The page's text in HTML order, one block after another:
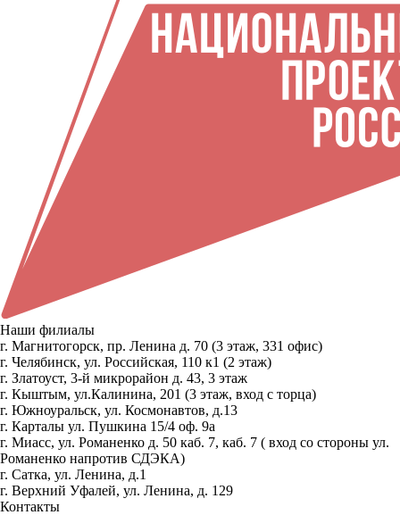
Наши филиалы
г. Магнитогорск, пр. Ленина д. 70 (3 этаж, 331 офис)
г. Челябинск, ул. Российская, 110 к1 (2 этаж)
г. Златоуст, 3-й микрорайон д. 43, 3 этаж
г. Кыштым, ул.Калинина, 201 (3 этаж, вход с торца)
г. Южноуральск, ул. Космонавтов, д.13
г. Карталы ул. Пушкина 15/4 оф. 9а
г. Миасс, ул. Романенко д. 50 каб. 7, каб. 7 ( вход со стороны ул.
Романенко напротив СДЭКА)
г. Сатка, ул. Ленина, д.1
г. Верхний Уфалей, ул. Ленина, д. 129
Контакты